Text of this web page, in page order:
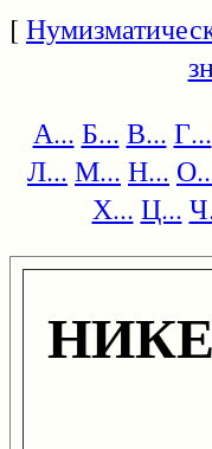
[
А... Б... В... Г...
Л... М... Н...
Х... Ц...